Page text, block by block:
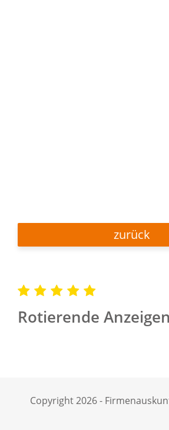
zurück
Rotierende Anzeigen
Copyright 2026 -